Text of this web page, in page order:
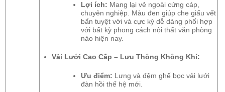
Lợi ích: Mang lại vẻ ngoài cứng cáp,
chuyên nghiệp. Màu đen giúp che giấu vết
bẩn tuyệt vời và cực kỳ dễ dàng phối hợp
với bất kỳ phong cách nội thất văn phòng
nào hiện nay.
Vải Lưới Cao Cấp – Lưu Thông Không Khí:
Ưu điểm: Lưng và đệm ghế bọc vải lưới
đàn hồi thế hệ mới.